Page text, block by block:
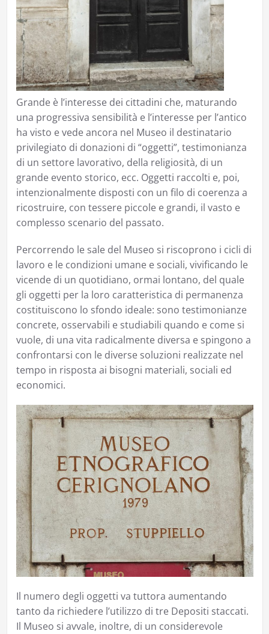
Grande è l’interesse dei cittadini che, maturando
una progressiva sensibilità e l’interesse per l’antico
ha visto e vede ancora nel Museo il destinatario
privilegiato di donazioni di “oggetti”, testimonianza
di un settore lavorativo, della religiosità, di un
grande evento storico, ecc. Oggetti raccolti e, poi,
intenzionalmente disposti con un filo di coerenza a
ricostruire, con tessere piccole e grandi, il vasto e
complesso scenario del passato.
Percorrendo le sale del Museo si riscoprono i cicli di
lavoro e le condizioni umane e sociali, vivificando le
vicende di un quotidiano, ormai lontano, del quale
gli oggetti per la loro caratteristica di permanenza
costituiscono lo sfondo ideale: sono testimonianze
concrete, osservabili e studiabili quando e come si
vuole, di una vita radicalmente diversa e spingono a
confrontarsi con le diverse soluzioni realizzate nel
tempo in risposta ai bisogni materiali, sociali ed
economici.
Il numero degli oggetti va tuttora aumentando
tanto da richiedere l’utilizzo di tre Depositi staccati.
Il Museo si avvale, inoltre, di un considerevole